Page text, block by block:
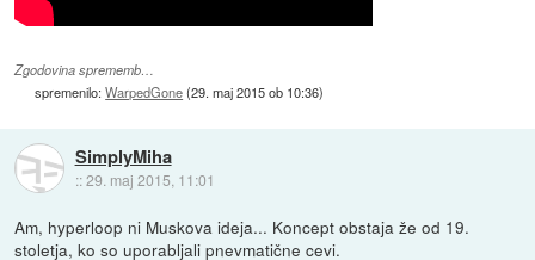
Zgodovina sprememb…
spremenilo:WarpedGone(29. maj 2015 ob 10:36)
SimplyMiha
::29. maj 2015, 11:01
Am, hyperloop ni Muskova ideja... Koncept obstaja že od 19.
stoletja, ko so uporabljali pnevmatične cevi.